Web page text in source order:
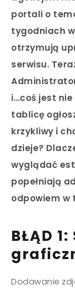
portali o
tygodniach
otrzymują
serwisu.
i…coś jest
tablicę
krzykliwy i
dzieje?
wyglądać
popełniają
odpowiem w
BŁĄD
Dodawanie